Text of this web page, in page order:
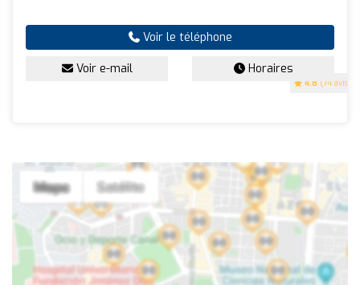
4.8 (74 avis)
Voir le téléphone
Voir e-mail Horaires